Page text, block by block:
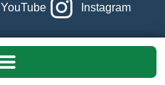
YouTube Instagram